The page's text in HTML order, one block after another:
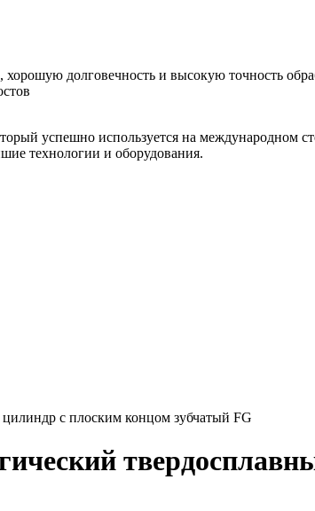
долговечность и высокую точность
успешно используется на международном
технологии и оборудования.
с плоским концом зубчатый FG